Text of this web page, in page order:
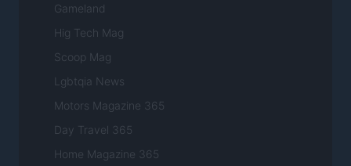
Gameland
Hig Tech Mag
Scoop Mag
Lgbtqia News
Motors Magazine 365
Day Travel 365
Home Magazine 365